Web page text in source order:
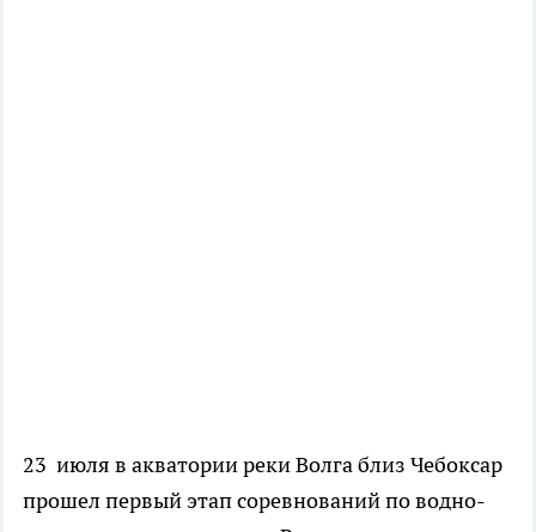
23 июля в акватории реки Волга близ Чебоксар
прошел первый этап соревнований по водно-